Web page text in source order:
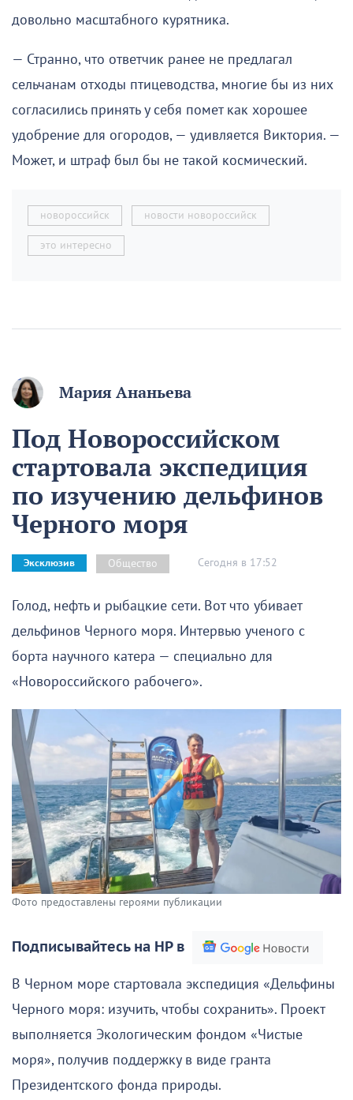
довольно масштабного курятника.
— Странно, что ответчик ранее не предлагал
сельчанам отходы птицеводства, многие бы из них
согласились принять у себя помет как хорошее
удобрение для огородов, — удивляется Виктория. —
Может, и штраф был бы не такой космический.
новороссийск новости новороссийск
это интересно
Мария Ананьева
Под Новороссийском
стартовала экспедиция
по изучению дельфинов
Черного моря
Эксклюзив Общество Сегодня в 17:52
Голод, нефть и рыбацкие сети. Вот что убивает
дельфинов Черного моря. Интервью ученого с
борта научного катера — специально для
«Новороссийского рабочего».
Фото предоставлены героями публикации
Подписывайтесь на НР в
В Черном море стартовала экспедиция «Дельфины
Черного моря: изучить, чтобы сохранить». Проект
выполняется Экологическим фондом «Чистые
моря», получив поддержку в виде гранта
Президентского фонда природы.